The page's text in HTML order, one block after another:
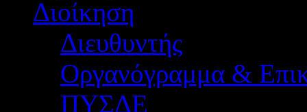
Διοίκηση
Διευθυντής
Οργανόγραμμα &
ΠΥΣΔΕ